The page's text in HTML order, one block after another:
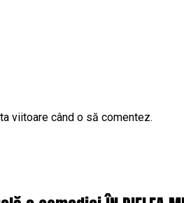
viitoare când o să comentez.